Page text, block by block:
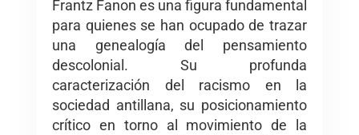
Frantz Fanon es una figura fundamental
para quienes se han ocupado de trazar
una genealogía del pensamiento
descolonial. Su profunda
caracterización del racismo en la
sociedad antillana, su posicionamiento
crítico en torno al movimiento de la